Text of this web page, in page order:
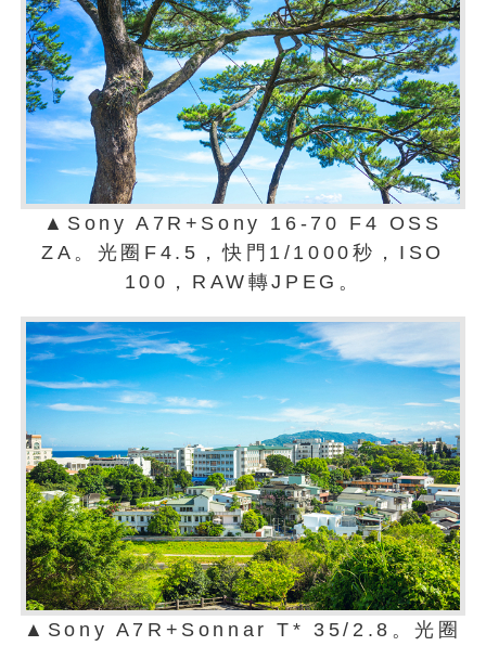
▲Sony A7R+Sony 16-70 F4 OSS
ZA。光圈F4.5，快門1/1000秒，ISO
100，RAW轉JPEG。
▲Sony A7R+Sonnar T* 35/2.8。光圈